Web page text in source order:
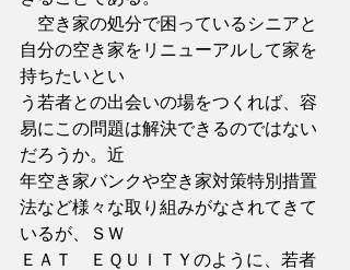
空き家の処分で困っているシニアと
自分の空き家をリニューアルして家を
持ちたいとい
う若者との出会いの場をつくれば、容
易にこの問題は解決できるのではない
だろうか。近
年空き家バンクや空き家対策特別措置
法など様々な取り組みがなされてきて
いるが、ＳＷ
ＥＡＴ　ＥＱＵＩＴＹのように、若者